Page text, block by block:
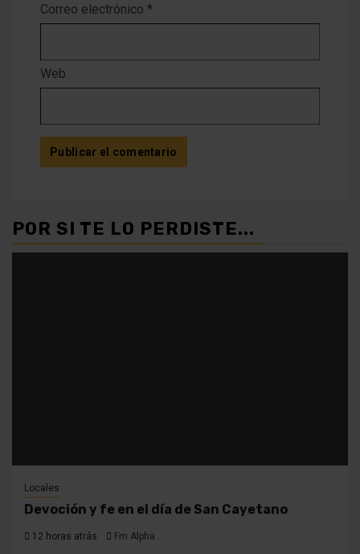
Correo electrónico *
Web
POR SI TE LO PERDISTE...
Locales
Devoción y fe en el día de San Cayetano
12 horas atrás Fm Alpha